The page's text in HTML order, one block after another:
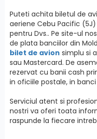
Puteti achita biletul de
aeriene Cebu Pacific
pentru Dvs.. Pe site-ul
de plata banciilor din
bilet de avion simplu si
sau Mastercard. De
rezervat cu banii cash
in oficiile postale, in
Serviciul atent si
nostri va oferi toata
raspunde la fiecare